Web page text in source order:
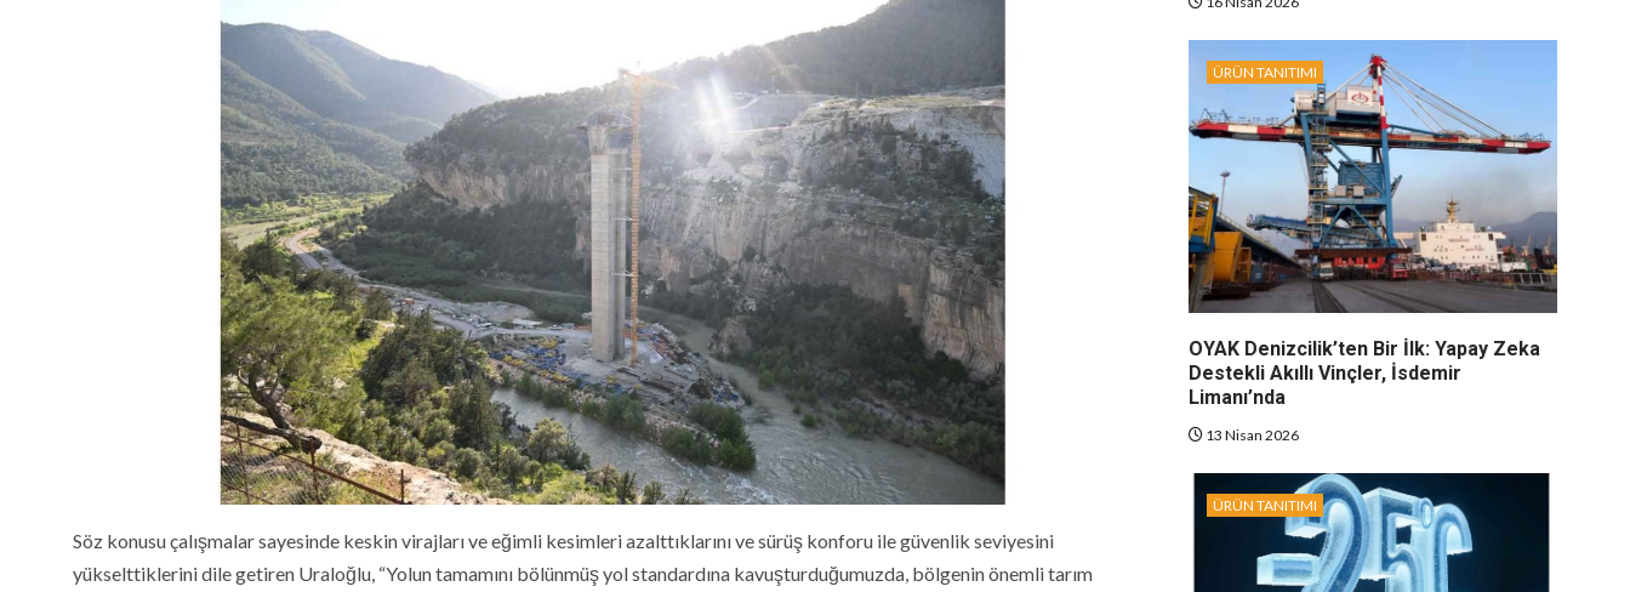
Söz konusu çalışmalar sayesinde keskin virajları ve eğimli kesimleri azalttıklarını ve sürüş konforu ile güvenlik seviyesini
yükselttiklerini dile getiren Uraloğlu, “Yolun tamamını bölünmüş yol standardına kavuşturduğumuzda, bölgenin önemli tarım
ÜRÜN TANITIMI
OYAK Denizcilik’ten Bir İlk: Yapay Zeka
Destekli Akıllı Vinçler, İsdemir
Limanı’nda
13 Nisan 2026
ÜRÜN TANITIMI